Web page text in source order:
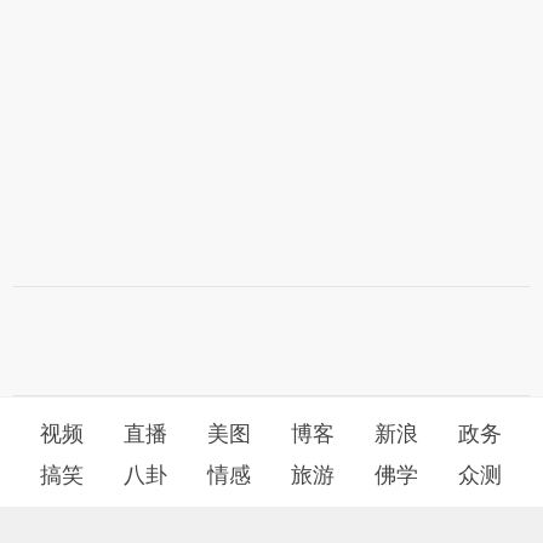
视频 直播 美图 博客 新浪
政务
搞笑
八卦 情感 旅游 佛学 众测